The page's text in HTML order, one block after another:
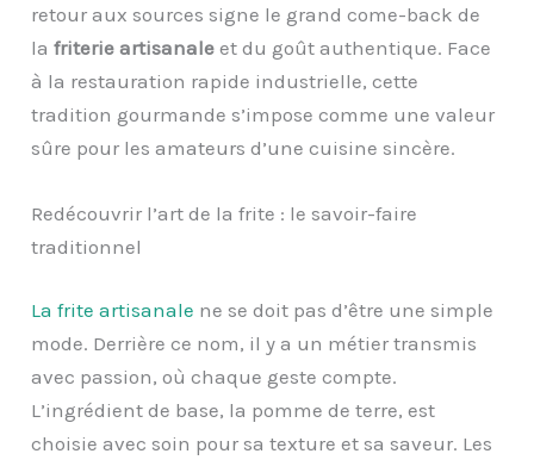
retour aux sources signe le grand come-back de
lafriterie artisanale et du goût authentique. Face
à la restauration rapide industrielle, cette
tradition gourmande s’impose comme une valeur
sûre pour les amateurs d’une cuisine sincère.
Redécouvrir l’art de la frite : le savoir-faire
traditionnel
La frite artisanale ne se doit pas d’être une simple
mode. Derrière ce nom, il y a un métier transmis
avec passion, où chaque geste compte.
L’ingrédient de base, la pomme de terre, est
choisie avec soin pour sa texture et sa saveur. Les